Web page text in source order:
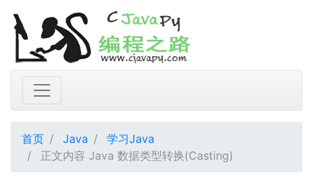
首页 Java
学习Java
正文内容 Java 数据类型转换(Casting)